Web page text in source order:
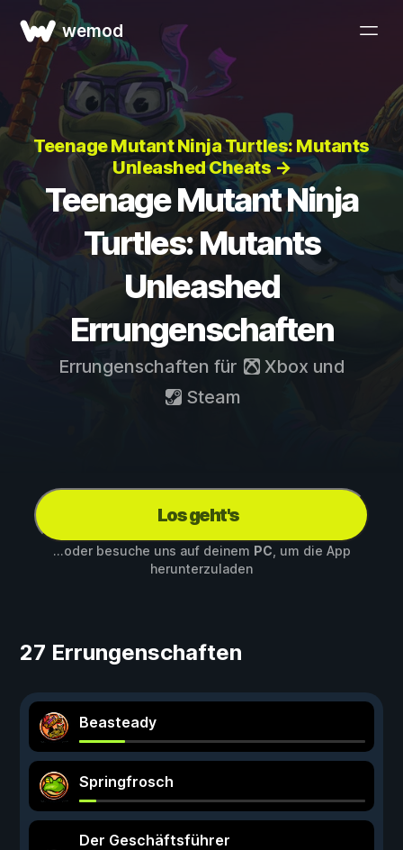
wemod
Teenage Mutant Ninja Turtles: Mutants
Unleashed Cheats →
Teenage Mutant Ninja
Turtles: Mutants
Unleashed
Errungenschaften
Errungenschaften für Xbox und
Steam
Los geht's
...oder besuche uns auf deinem PC , um die App
herunterzuladen
27 Errungenschaften
Beasteady
Springfrosch
Der Geschäftsführer